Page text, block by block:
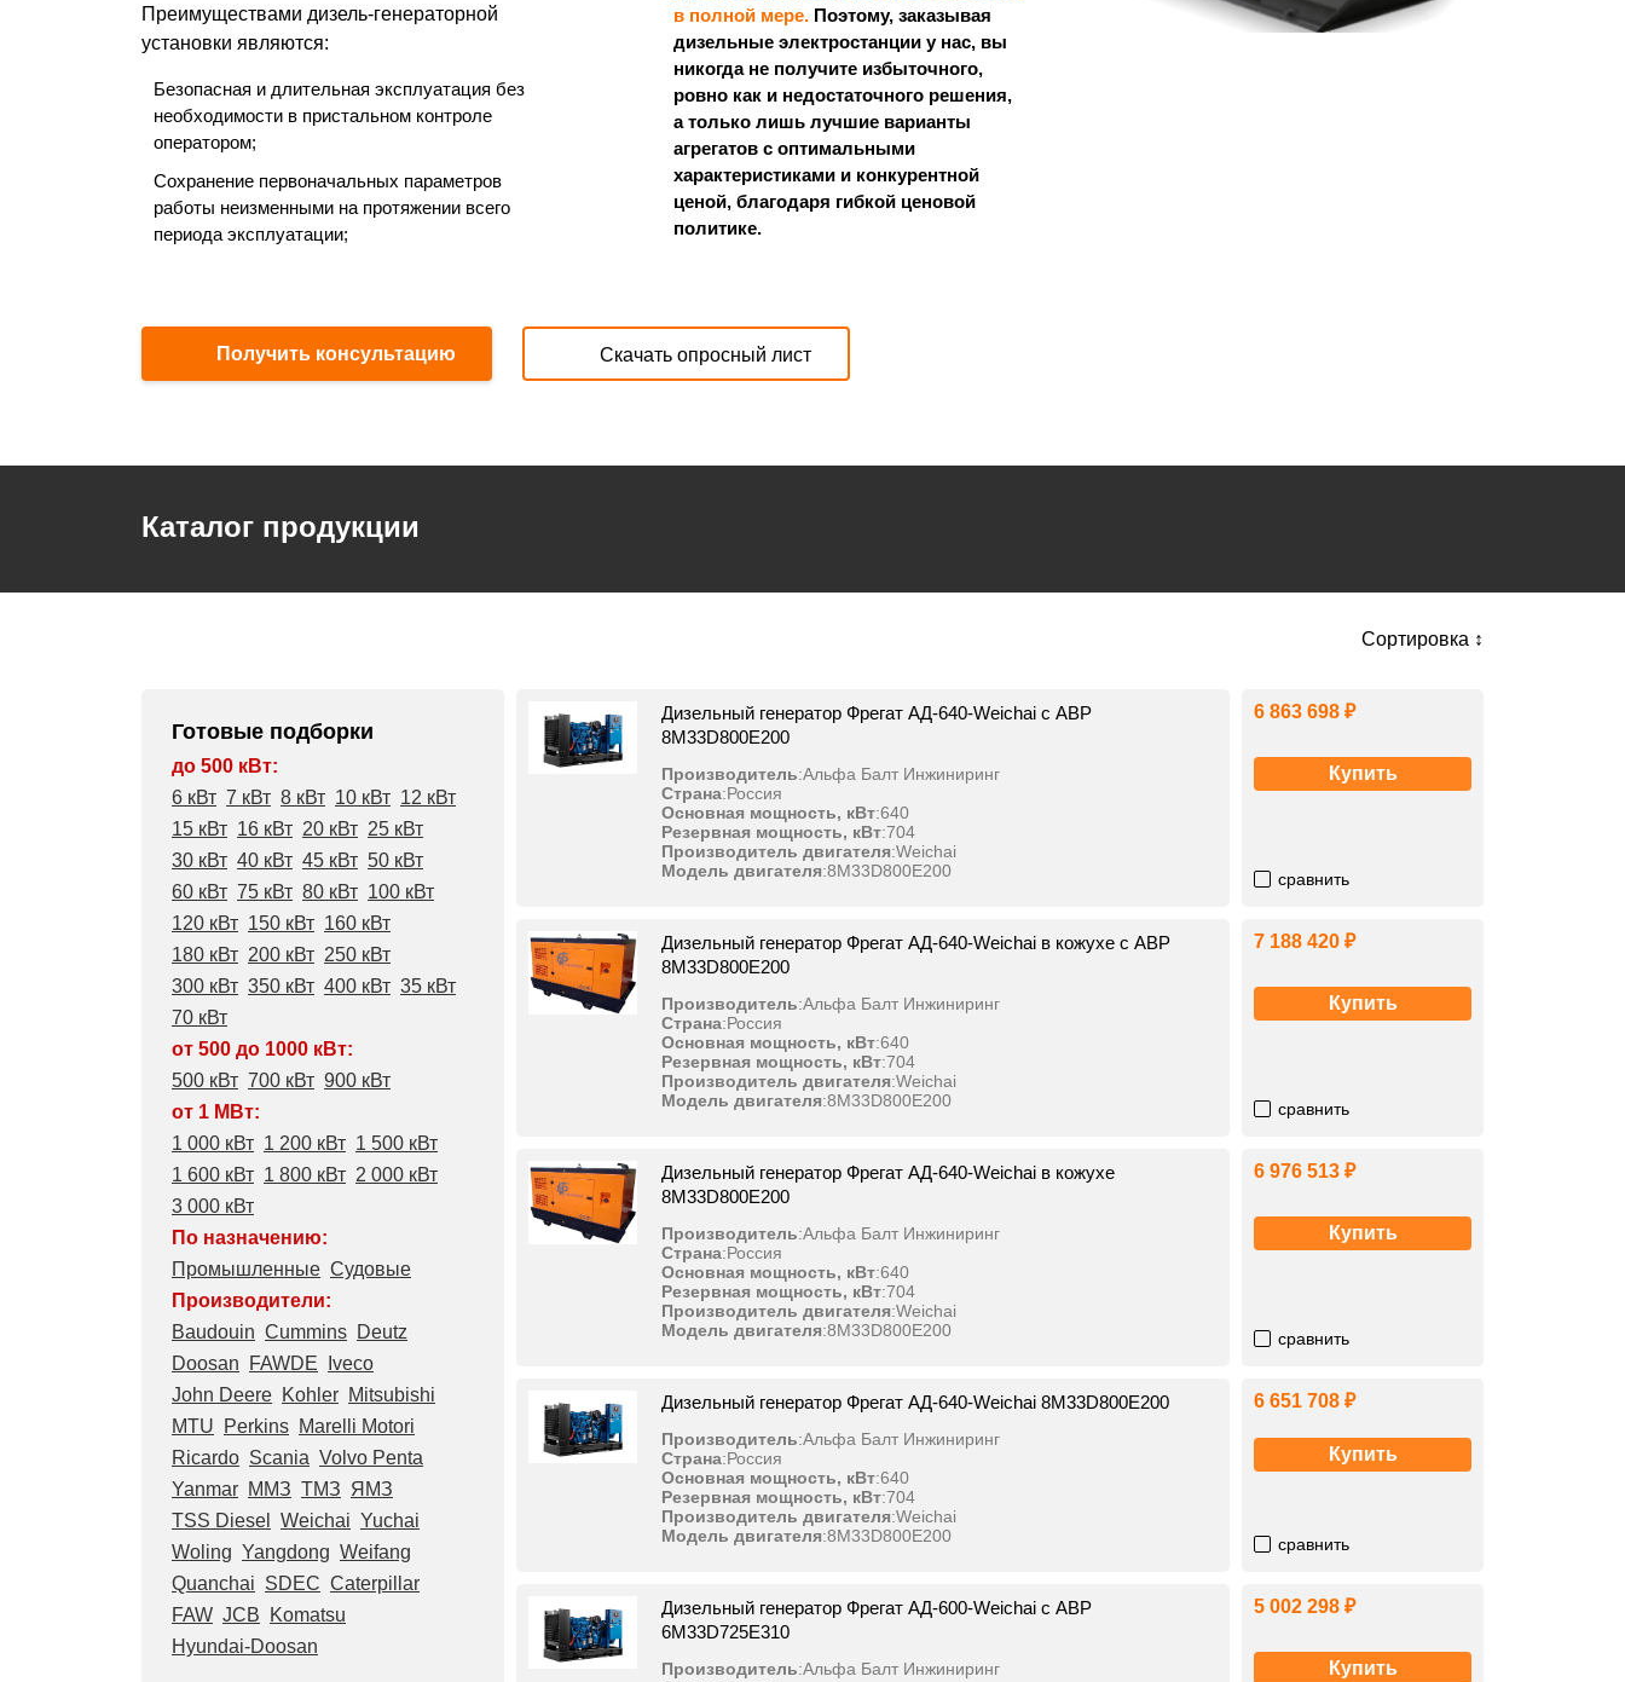
Преимуществами дизель-генераторной
установки являются:
Безопасная и длительная эксплуатация без
необходимости в пристальном контроле
оператором;
Сохранение первоначальных параметров
работы неизменными на протяжении всего
периода эксплуатации;
в полной мере. Поэтому, заказывая
дизельные электростанции у нас, вы
никогда не получите избыточного,
ровно как и недостаточного решения,
а только лишь лучшие варианты
агрегатов с оптимальными
характеристиками и конкурентной
ценой, благодаря гибкой ценовой
политике.
Получить консультацию Скачать опросный лист
Каталог продукции
Сортировка ↕
Готовые подборки
до 500 кВт:
6 кВт 7 кВт 8 кВт 10 кВт 12 кВт
15 кВт 16 кВт 20 кВт 25 кВт
30 кВт 40 кВт 45 кВт 50 кВт
60 кВт 75 кВт 80 кВт 100 кВт
120 кВт 150 кВт 160 кВт
180 кВт 200 кВт 250 кВт
300 кВт 350 кВт 400 кВт 35 кВт
70 кВт
от 500 до 1000 кВт:
500 кВт 700 кВт 900 кВт
от 1 МВт:
1 000 кВт 1 200 кВт 1 500 кВт
1 600 кВт 1 800 кВт 2 000 кВт
3 000 кВт
По назначению:
Промышленные Судовые
Производители:
Baudouin Cummins Deutz
Doosan
FAWDE
Iveco
John Deere Kohler Mitsubishi
MTU
Perkins Marelli Motori
Ricardo Scania Volvo Penta
Yanmar ММЗ ТМЗ ЯМЗ
TSS Diesel
Weichai Yuchai
Woling Yangdong Weifang
Quanchai SDEC Caterpillar
FAW JCB
Komatsu
Hyundai-Doosan
Дизельный генератор Фрегат АД-640-Weichai с АВР
8M33D800E200
Производитель:Альфа Балт Инжиниринг
Страна:Россия
Основная мощность, кВт:640
Резервная мощность, кВт:704
Производитель двигателя:Weichai
Модель двигателя:8M33D800E200
6 863 698 ₽
Купить
сравнить
Дизельный генератор Фрегат АД-640-Weichai в кожухе с АВР
8M33D800E200
Производитель:Альфа Балт Инжиниринг
Страна:Россия
Основная мощность, кВт:640
Резервная мощность, кВт:704
Производитель двигателя:Weichai
Модель двигателя:8M33D800E200
7 188 420 ₽
Купить
сравнить
Дизельный генератор Фрегат АД-640-Weichai в кожухе
8M33D800E200
Производитель:Альфа Балт Инжиниринг
Страна:Россия
Основная мощность, кВт:640
Резервная мощность, кВт:704
Производитель двигателя:Weichai
Модель двигателя:8M33D800E200
6 976 513 ₽
Купить
сравнить
Дизельный генератор Фрегат АД-640-Weichai 8M33D800E200
Производитель:Альфа Балт Инжиниринг
Страна:Россия
Основная мощность, кВт:640
Резервная мощность, кВт:704
Производитель двигателя:Weichai
Модель двигателя:8M33D800E200
6 651 708 ₽
Купить
сравнить
Дизельный генератор Фрегат АД-600-Weichai с АВР
6M33D725E310
Производитель:Альфа Балт Инжиниринг
5 002 298 ₽
Купить